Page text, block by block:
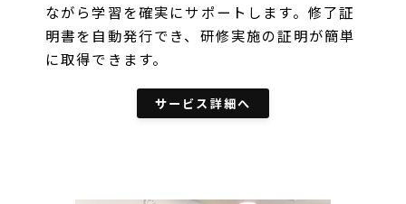
ながら学習を確実にサポートします。修了証
明書を自動発行でき、研修実施の証明が簡単
に取得できます。
サービス詳細へ